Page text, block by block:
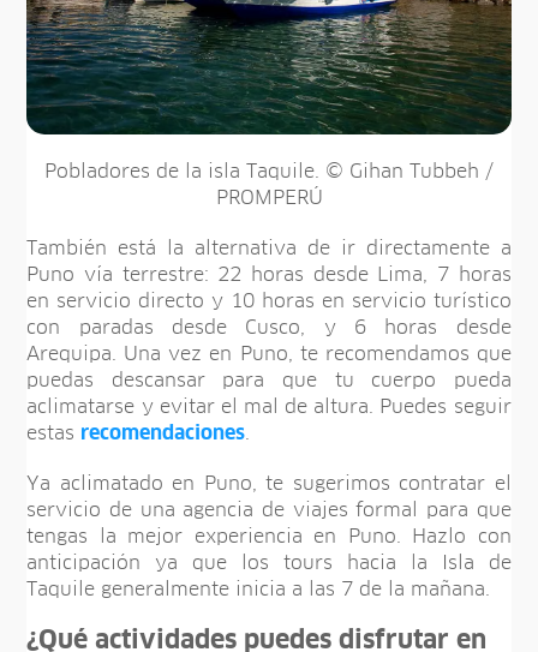
Pobladores de la isla Taquile. © Gihan Tubbeh /
PROMPERÚ
También está la alternativa de ir directamente a
Puno vía terrestre: 22 horas desde Lima, 7 horas
en servicio directo y 10 horas en servicio turístico
con paradas desde Cusco, y 6 horas desde
Arequipa. Una vez en Puno, te recomendamos que
puedas descansar para que tu cuerpo pueda
aclimatarse y evitar el mal de altura. Puedes seguir
estas recomendaciones
Ya aclimatado en Puno, te sugerimos contratar el
servicio de una agencia de viajes formal para que
tengas la mejor experiencia en Puno. Hazlo con
anticipación ya que los tours hacia la Isla de
Taquile generalmente inicia a las 7 de la mañana.
¿Qué actividades puedes disfrutar en